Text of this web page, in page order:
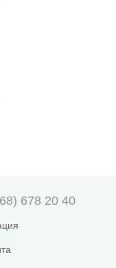
678 20 40